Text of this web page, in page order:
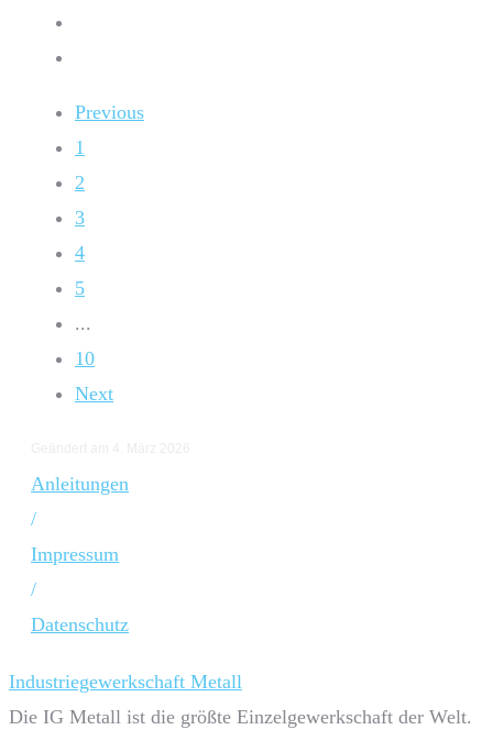
Previous
1
2
3
4
5
...
10
Next
Anleitungen
/
Impressum
/
Datenschutz
Industriegewerkschaft Metall
Die IG Metall ist die größte Einzelgewerkschaft der Welt.